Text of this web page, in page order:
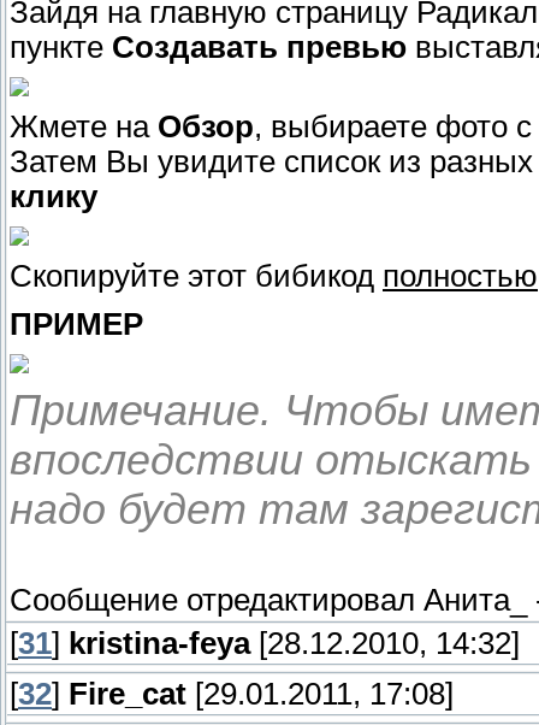
Зайдя на главную страницу
пункте Создавать превью
Жмете на Обзор, выбираете фото
Затем Вы увидите список из
клику
Скопируйте этот бибикод полностью
ПРИМЕР
Примечание. Чтобы
впоследствии
надо будет там
Сообщение отредактировал Анита_
[31] kristina-feya[28.12.2010, 14:32]
[32] Fire_cat [29.01.2011, 17:08]